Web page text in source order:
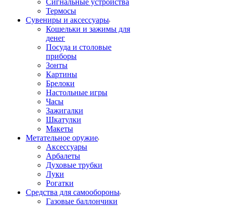
Сигнальные устройства
Термосы
Сувениры и аксессуары
Кошельки и зажимы для
денег
Посуда и столовые
приборы
Зонты
Картины
Брелоки
Настольные игры
Часы
Зажигалки
Шкатулки
Макеты
Метательное оружие
Аксессуары
Арбалеты
Духовые трубки
Луки
Рогатки
Средства для самообороны
Газовые баллончики